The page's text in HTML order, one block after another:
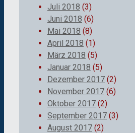
Juli 2018 (3)
Juni 2018 (6)
Mai 2018 (8)
April 2018 (1)
März 2018 (5)
Januar 2018 (5)
Dezember 2017 (2)
November 2017 (6)
Oktober 2017 (2)
September 2017 (3)
August 2017 (2)